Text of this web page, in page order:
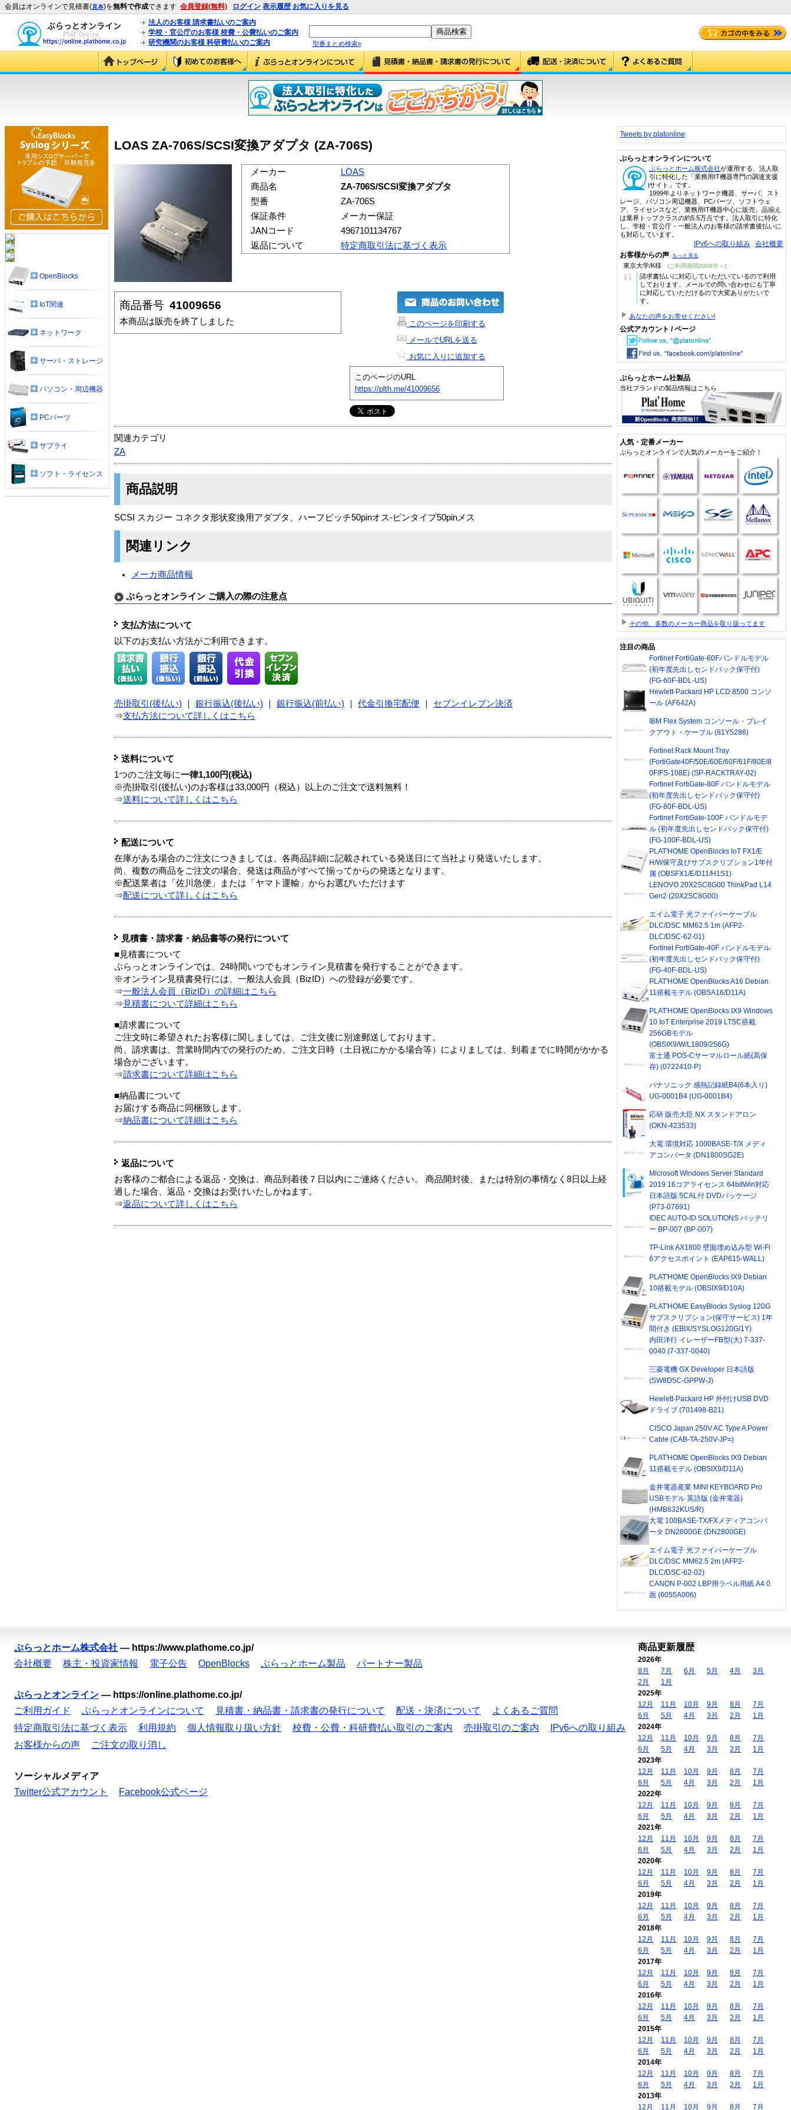
会員はオンラインで見積書(見本)を無料で作成できます 会員登録(無料) ログイン 表示履歴 お気に入りを見る
法人のお客様 請求書払いのご案内
学校・官公庁のお客様 校費・公費払いのご案内
研究機関のお客様 科研費払いのご案内
型番まとめ検索»
LOAS ZA-706S/SCSI変換アダプタ (ZA-706S)
メーカー
LOAS
商品名
ZA-706S/SCSI変換アダプタ
型番
ZA-706S
保証条件
メーカー保証
JANコード
4967101134767
返品について
特定商取引法に基づく表示
商品番号 41009656
本商品は販売を終了しました
このページを印刷する
メールでURLを送る
お気に入りに追加する
このページのURL
https://plth.me/41009656
関連カテゴリ
ZA
商品説明
SCSI スカジー コネクタ形状変換用アダプタ、ハーフピッチ50pinオス-ピンタイプ50pinメス
関連リンク
メーカ商品情報
ぷらっとオンライン ご購入の際の注意点
支払方法について
以下のお支払い方法がご利用できます。
売掛取引(後払い) 銀行振込(後払い) 銀行振込(前払い) 代金引換宅配便
セブンイレブン決済
⇒支払方法について詳しくはこちら
送料について
1つのご注文毎に一律1,100円(税込)
※売掛取引(後払い)のお客様は33,000円（税込）以上のご注文で送料無料！
⇒送料について詳しくはこちら
配送について
在庫がある場合のご注文につきましては、各商品詳細に記載されている発送日にて当社より発送いたします。
尚、複数の商品をご注文の場合、発送は商品がすべて揃ってからの発送となります。
※配送業者は「佐川急便」または「ヤマト運輸」からお選びいただけます
⇒配送について詳しくはこちら
見積書・請求書・納品書等の発行について
■見積書について
ぷらっとオンラインでは、24時間いつでもオンライン見積書を発行することができます。
※オンライン見積書発行には、一般法人会員（BizID）への登録が必要です。
⇒一般法人会員（BizID）の詳細はこちら
⇒ 見積書について詳細はこちら
■請求書について
ご注文時に希望されたお客様に関しましては、ご注文後に別途郵送しております。
尚、請求書は、営業時間内での発行のため、ご注文日時（土日祝にかかる場合等）によりましては、到着までに時間がかかる
場合がございます。
⇒請求書について詳細はこちら
■納品書について
お届けする商品に同梱致します。
⇒納品書について詳細はこちら
返品について
お客様のご都合による返品・交換は、商品到着後７日以内にご連絡ください。 商品開封後、または特別の事情なく8日以上経
過した場合、返品・交換はお受けいたしかねます。
⇒返品について詳しくはこちら
OpenBlocks
IoT関連
ネットワーク
サーバ・ストレージ
パソコン・周辺機器
PCパーツ
サプライ
ソフト・ライセンス
Tweets by platonline
ぷらっとオンラインについて
ぷらっとホーム株式会社が運用する、法人取
引に特化した「業務用IT機器専門の調達支援
サイト」です。
1999年よりネットワーク機器、サーバ、スト
レージ、パソコン周辺機器、PCパーツ、ソフトウェ
ア、ライセンスなど、業務用IT機器中心に販売。品揃え
は業界トップクラスの約5.5万点です。法人取引に特化
し、学校・官公庁・一般法人のお客様の請求書後払いに
も対応しています。
IPv6への取り組み 会社概要
お客様からの声 もっと見る
東京大学/K様 (ご利用期間2009年～)
“
請求書払いに対応していただいているので利用
しております。メールでの問い合わせにも丁寧
に対応していただけるので大変ありがたいで
す。
あなたの声をお寄せください!
公式アカウント / ページ
ぷらっとホーム社製品
当社ブランドの製品情報はこちら
人気・定番メーカー
ぷらっとオンラインで人気のメーカーをご紹介！
その他、多数のメーカー商品を取り扱ってます
注目の商品
Fortinet FortiGate-60Fバンドルモデル
(初年度先出しセンドバック保守付)
(FG-60F-BDL-US)
Hewlett-Packard HP LCD 8500 コンソ
ール (AF642A)
IBM Flex System コンソール・ブレイ
クアウト・ケーブル (81Y5286)
Fortinet Rack Mount Tray
(FortiGate40F/50E/60E/60F/61F/80E/8
0F/FS-108E) (SP-RACKTRAY-02)
Fortinet FortiGate-80F バンドルモデル
(初年度先出しセンドバック保守付)
(FG-80F-BDL-US)
Fortinet FortiGate-100F バンドルモデ
ル (初年度先出しセンドバック保守付)
(FG-100F-BDL-US)
PLAT'HOME OpenBlocks IoT FX1/E
H/W保守及びサブスクリプション1年付
属 (OBSFX1/E/D11/H1S1)
LENOVO 20X2SC8G00 ThinkPad L14
Gen2 (20X2SC8G00)
エイム電子 光ファイバーケーブル
DLC/DSC MM62.5 1m (AFP2-
DLC/DSC-62-01)
Fortinet FortiGate-40F バンドルモデル
(初年度先出しセンドバック保守付)
(FG-40F-BDL-US)
PLAT'HOME OpenBlocks A16 Debian
11搭載モデル (OBSA16/D11A)
PLAT'HOME OpenBlocks IX9 Windows
10 IoT Enterprise 2019 LTSC搭載
256GBモデル
(OBSIX9/W/L1809/256G)
富士通 POS-Cサーマルロール紙(高保
存) (0722410-P)
パナソニック 感熱記録紙B4(6本入り)
UG-0001B4 (UG-0001B4)
応研 販売大臣 NX スタンドアロン
(OKN-423533)
大電 環境対応 1000BASE-T/X メディ
アコンバータ (DN1800SG2E)
Microsoft Windows Server Standard
2019 16コアライセンス 64bitWin対応
日本語版 5CAL付 DVDパッケージ
(P73-07691)
IDEC AUTO-ID SOLUTIONS バッテリ
ー BP-007 (BP-007)
TP-Link AX1800 壁面埋め込み型 Wi-Fi
6アクセスポイント (EAP615-WALL)
PLAT'HOME OpenBlocks IX9 Debian
10搭載モデル (OBSIX9/D10A)
PLAT'HOME EasyBlocks Syslog 120G
サブスクリプション(保守サービス) 1年
間付き (EBIX/SYSLOG120G/1Y)
内田洋行 イレーザーFB型(大) 7-337-
0040 (7-337-0040)
三菱電機 GX Developer 日本語版
(SW8D5C-GPPW-J)
Hewlett-Packard HP 外付けUSB DVD
ドライブ (701498-B21)
CISCO Japan 250V AC Type A Power
Cable (CAB-TA-250V-JP=)
PLAT'HOME OpenBlocks IX9 Debian
11搭載モデル (OBSIX9/D11A)
金井電器産業 MINI KEYBOARD Pro
USBモデル 英語版 (金井電器)
(HMB632KUS/R)
大電 100BASE-TX/FXメディアコンバ
ータ DN2800GE (DN2800GE)
エイム電子 光ファイバーケーブル
DLC/DSC MM62.5 2m (AFP2-
DLC/DSC-62-02)
CANON P-002 LBP用ラベル用紙 A4 0
面 (6055A006)
ぷらっとホーム株式会社 — https://www.plathome.co.jp/
会社概要
株主・投資家情報 電子公告 OpenBlocks ぷらっとホーム製品 パートナー製品
ぷらっとオンライン — https://online.plathome.co.jp/
ご利用ガイド
ぷらっとオンラインについて 見積書・納品書・請求書の発行について 配送・決済について
よくあるご質問
特定商取引法に基づく表示
利用規約 個人情報取り扱い方針 校費・公費・科研費払い取引のご案内 売掛取引のご案内
IPv6への取り組み
お客様からの声
ご注文の取り消し
ソーシャルメディア
Twitter公式アカウント
Facebook公式ページ
商品更新履歴
2026年
8月
7月 6月 5月 4月
3月
2月
1月
2025年
12月
11月 10月 9月 8月
7月
6月
5月 4月 3月 2月
1月
2024年
12月
11月 10月 9月 8月
7月
6月
5月 4月 3月 2月
1月
2023年
12月
11月 10月 9月 8月
7月
6月
5月 4月 3月 2月
1月
2022年
12月
11月 10月 9月 8月
7月
6月
5月 4月 3月 2月
1月
2021年
12月
11月 10月 9月 8月
7月
6月
5月 4月 3月 2月
1月
2020年
12月
11月 10月 9月 8月
7月
6月
5月 4月 3月 2月
1月
2019年
12月
11月 10月 9月 8月
7月
6月
5月 4月 3月 2月
1月
2018年
12月
11月 10月 9月 8月
7月
6月
5月 4月 3月 2月
1月
2017年
12月
11月 10月 9月 8月
7月
6月
5月 4月 3月 2月
1月
2016年
12月
11月 10月 9月 8月
7月
6月
5月 4月 3月 2月
1月
2015年
12月
11月 10月 9月 8月
7月
6月
5月 4月 3月 2月
1月
2014年
12月
11月 10月 9月 8月
7月
6月
5月 4月 3月 2月
1月
2013年
12月
11月 10月 9月 8月 7月